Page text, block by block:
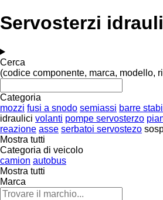
Servosterzi
Cerca
(codice componente, marca, modello,
Categoria
mozzi fusi a snodo semiassi barre
idraulici volanti pompe servosterzo
reazione asse serbatoi servostezo
Mostra tutti
Categoria di veicolo
camion autobus
Mostra tutti
Marca